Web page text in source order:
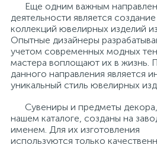
Еще одним важным
деятельности является
коллекций ювелирных изделий
Опытные дизайнеры
учетом современных модных
мастера воплощают их в жизнь.
данного направления является
уникальный стиль ювелирных
Сувениры и предметы декора,
нашем каталоге, созданы на
именем. Для их изготовления
используются только